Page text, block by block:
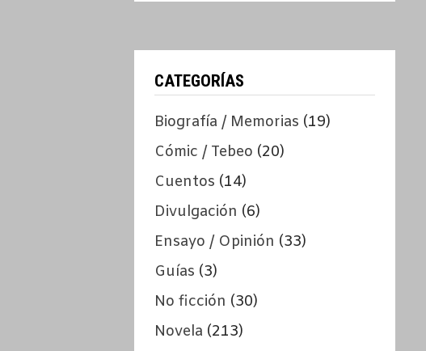
CATEGORÍAS
Biografía / Memorias (19)
Cómic / Tebeo (20)
Cuentos (14)
Divulgación (6)
Ensayo / Opinión (33)
Guías (3)
No ficción (30)
Novela (213)